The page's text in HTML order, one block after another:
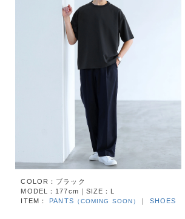
COLOR：ブラック
MODEL：177cm｜SIZE：L
ITEM： PANTS （COMING SOON） ｜ SHOES